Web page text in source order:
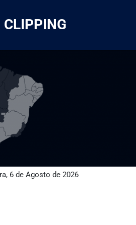
CLIPPING
6 de Agosto de 2026